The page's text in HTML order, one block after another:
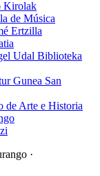
Kirolak
de Música
Ertzilla
Udal Biblioteka
Gunea San
de Arte e Historia
·